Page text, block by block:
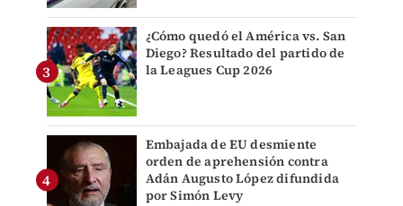
¿Cómo quedó el América vs. San
Diego? Resultado del partido de
la Leagues Cup 2026
Embajada de EU desmiente
orden de aprehensión contra
Adán Augusto López difundida
por Simón Levy